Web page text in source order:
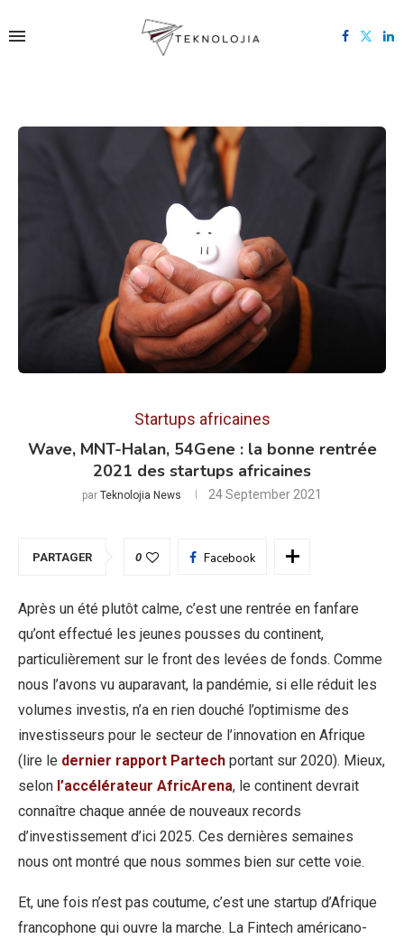
Startups africaines
Wave, MNT-Halan, 54Gene : la bonne rentrée
2021 des startups africaines
par Teknolojia News 24 September 2021
PARTAGER 0 Facebook
Après un été plutôt calme, c’est une rentrée en fanfare
qu’ont effectué les jeunes pousses du continent,
particulièrement sur le front des levées de fonds. Comme
nous l’avons vu auparavant, la pandémie, si elle réduit les
volumes investis, n’a en rien douché l’optimisme des
investisseurs pour le secteur de l’innovation en Afrique
(lire le dernier rapport Partech portant sur 2020). Mieux,
selon l’accélérateur AfricArena, le continent devrait
connaître chaque année de nouveaux records
d’investissement d’ici 2025. Ces dernières semaines
nous ont montré que nous sommes bien sur cette voie.
Et, une fois n’est pas coutume, c’est une startup d’Afrique
francophone qui ouvre la marche. La Fintech américano-